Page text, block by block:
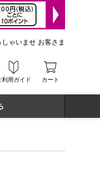
利用ガイド カート
しゃいませ お客さま